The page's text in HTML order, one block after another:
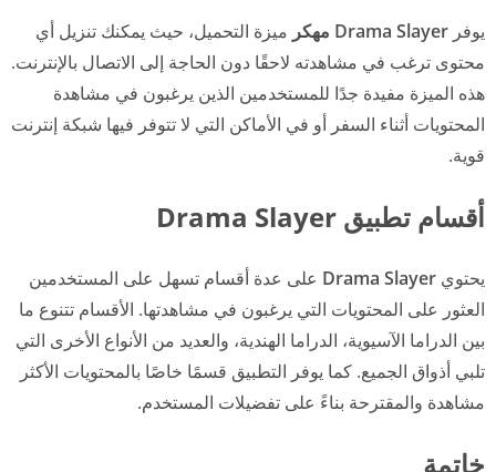
يوفر Drama Slayer مهكر
ميزة التحميل، حيث يمكنك تنزيل أي
محتوى ترغب في مشاهدته لاحقًا دون الحاجة إلى الاتصال بالإنترنت.
هذه الميزة مفيدة جدًا للمستخدمين الذين يرغبون في مشاهدة
المحتويات أثناء السفر أو في الأماكن التي لا تتوفر فيها شبكة إنترنت
قوية.
أقسام تطبيق Drama Slayer
يحتوي Drama Slayer على عدة أقسام تسهل على المستخدمين
العثور على المحتويات التي يرغبون في مشاهدتها. الأقسام تتنوع ما
بين الدراما الآسيوية، الدراما الهندية، والعديد من الأنواع الأخرى التي
تلبي أذواق الجميع. كما يوفر التطبيق قسمًا خاصًا بالمحتويات الأكثر
مشاهدة والمقترحة بناءً على تفضيلات المستخدم.
خاتمة